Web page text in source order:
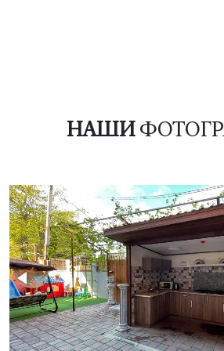
НАШИ